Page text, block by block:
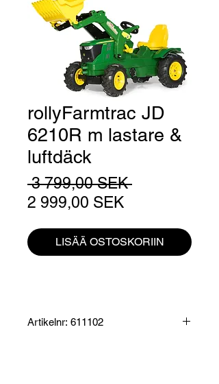
rollyFarmtrac JD
6210R m lastare &
luftdäck
3 799,00 SEK Normaali
2 999,00 SEKAlehinta
LISÄÄ OSTOSKORIIN
Artikelnr: 611102